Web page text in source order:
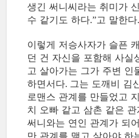
생긴 써니씨라는 취미가
수 같기도 하다.”고 말한다.
이렇게 저승사자가 슬픈
던 건 자신을 포함해 사실
고 살아가는 그가 주변 인
하면서다. 그는 도깨비 김
로맨스 관계를 만들었고
치 오빠 같고 삼촌 같은
써니와는 연인 관계가 되
만 관계를 맺고 살아야 하